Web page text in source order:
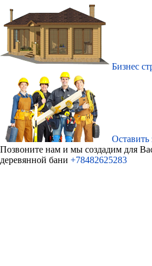
Бизнес
Оставить
Позвоните нам и мы создадим для
деревянной бани +78482625283